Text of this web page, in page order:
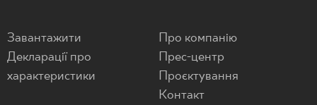
Завантажити
Декларації про
характеристики
Про компанію
Прес-центр
Проєктування
Контакт